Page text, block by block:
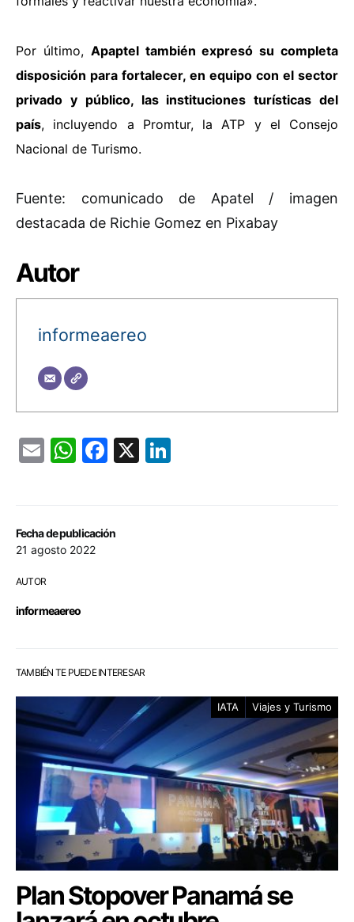
Fecha de publicación
21 agosto 2022
AUTOR
informeaereo
Por último, Apaptel también expresó su completa
disposición para fortalecer, en equipo con el sector
privado y público, las instituciones turísticas del
país, incluyendo a Promtur, la ATP y el Consejo
Nacional de Turismo.
Fuente: comunicado de Apatel / imagen
destacada de Richie Gomez en Pixabay
Autor
informeaereo
EmailWhatsApp
Facebook
X
TAMBIÉN TE PUEDE INTERESAR
IATA Viajes y Turismo
Plan Stopover Panamá se